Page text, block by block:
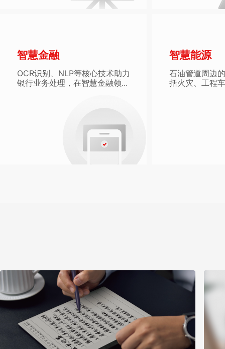
智慧金融
OCR识别、NLP等核心技术助力
银行业务处理，在智慧金融领...
智慧能源
石油管道周边
括火灾、工程